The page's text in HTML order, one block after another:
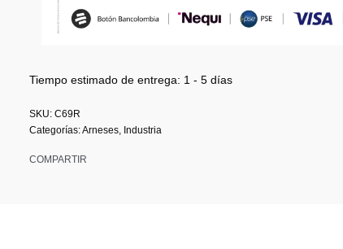
Tiempo estimado de entrega: 1 - 5 días
C69R
Categorías:Arneses, Industria
COMPARTIR